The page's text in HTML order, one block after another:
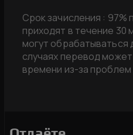
Срок зачисления : 97%
приходят в течение 30
могут обрабатываться
случаях перевод
времени из-за